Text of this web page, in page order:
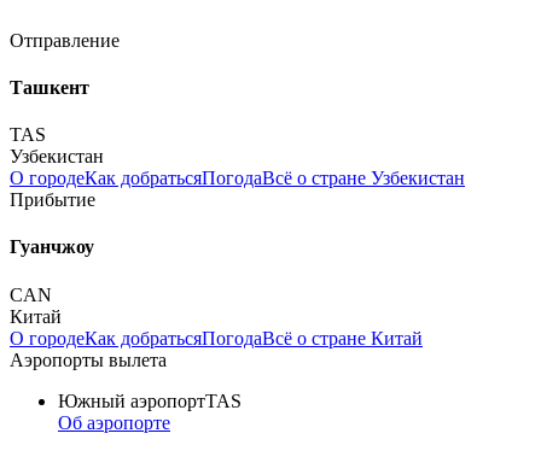
Отправление
Ташкент
TAS
Узбекистан
О городеКак добратьсяПогодаВсё о стране Узбекистан
Прибытие
Гуанчжоу
CAN
Китай
О городеКак добратьсяПогодаВсё о стране Китай
Аэропорты вылета
Южный аэропортTAS
Об аэропорте